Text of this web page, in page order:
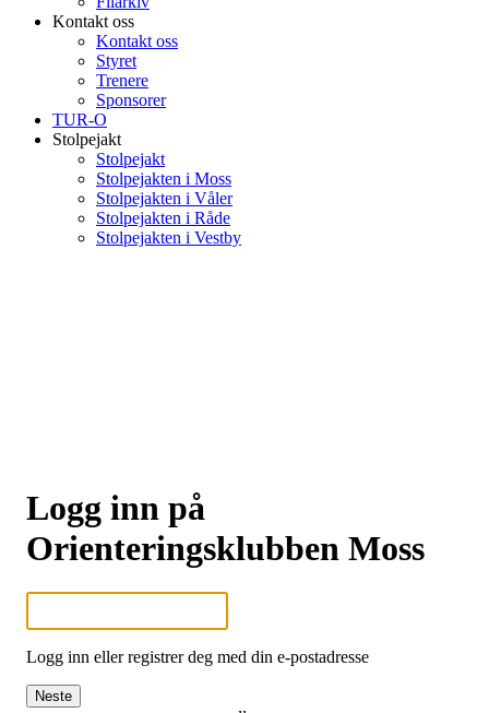
Kontakt oss
Kontakt oss
Styret
Trenere
Sponsorer
TUR-O
Stolpejakt
Stolpejakt
Stolpejakten i Moss
Stolpejakten i Våler
Stolpejakten i Råde
Stolpejakten i Vestby
Logg inn på
Orienteringsklubben Moss
Logg inn eller registrer deg med din e-postadresse
Neste